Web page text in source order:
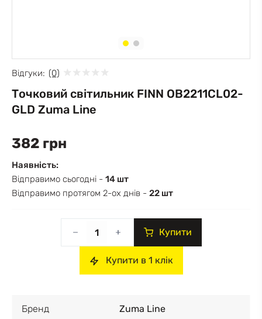
Відгуки: (0)
Точковий світильник FINN OB2211CL02-
GLD Zuma Line
382 грн
Наявність:
Відправимо сьогодні - 14 шт
Відправимо протягом 2-ох днів - 22 шт
Купити
Купити в 1 клік
Бренд Zuma Line